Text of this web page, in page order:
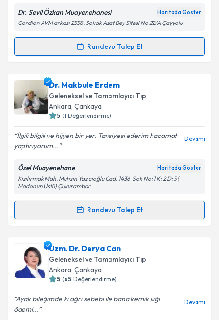
Kişisel verilerimin işlenmesine ilişkin
Metni'ni okudum ve kişisel verilerimin belirtilen
Takvim Talebini Gönder
Dr. Sevil Özkan Muayenehanesi Haritada Göster
Gordion AVM arkası 2558. Sokak Azat Bey Sitesi No 22/A Çayyolu
Randevu Talep Et
Randevu Takvimi Talebi
Dr. Sevil Özkaniçin randevu takvimi talebi oluşturun.
Size bu uzmandan randevu almanız için bir takvim
hazırlandığında e-posta ile bilgilendireceğiz.
Kişisel verilerimin işlenmesine ilişkin
Aydınlatma
Metni'ni okudum ve kişisel verilerimin belirtilen
kapsamda işlenmesini kabul ediyorum.
Takvim Talebini Gönder
Dr. Makbule Erdem
Geleneksel ve Tamamlayıcı Tıp
Ankara, Çankaya
5 (1 Değerlendirme)
İlgili bilgili ve hijyen bir yer. Tavsiyesi ederim hacamat
yaptırıyorum...
Devamı
Özel Muayenehane Haritada Göster
Kızılırmak Mah. Muhsin Yazıcıoğlu Cad. 1436. Sok No: 1 K: 2 D: 5 (
Madonun Üstü) Çukurambar
Randevu Talep Et
Randevu Takvimi Talebi
Dr. Makbule Erdemiçin randevu takvimi talebi
oluşturun. Size bu uzmandan randevu almanız için bir
takvim hazırlandığında e-posta ile bilgilendireceğiz.
Uzm. Dr. Derya Can
Geleneksel ve Tamamlayıcı Tıp
Ankara, Çankaya
5 (65 Değerlendirme)
Ayak bileğimde ki ağrı sebebi ile bana kemik iliği
ödemi...
Devamı